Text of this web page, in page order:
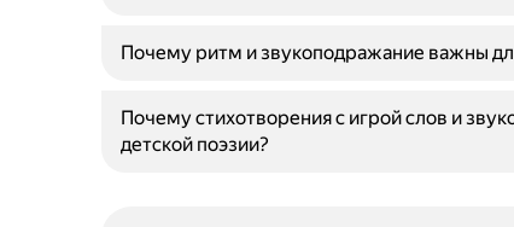
Почему ритм и звукоподражание важны
Почему стихотворения с игрой слов и
детской поэзии?